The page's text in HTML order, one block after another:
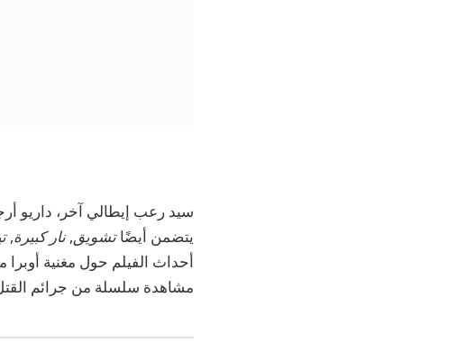
سيد رعب إيطالي آخر، داريو
يتضمن أيضًاتشويق, نار كبيرة,
أحداث الفيلم حول مغنية
مشاهدة سلسلة من جرائم